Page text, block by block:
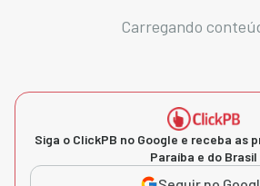
Carregando
Siga o ClickPB no Google e receba as
Paraíba e do Brasil